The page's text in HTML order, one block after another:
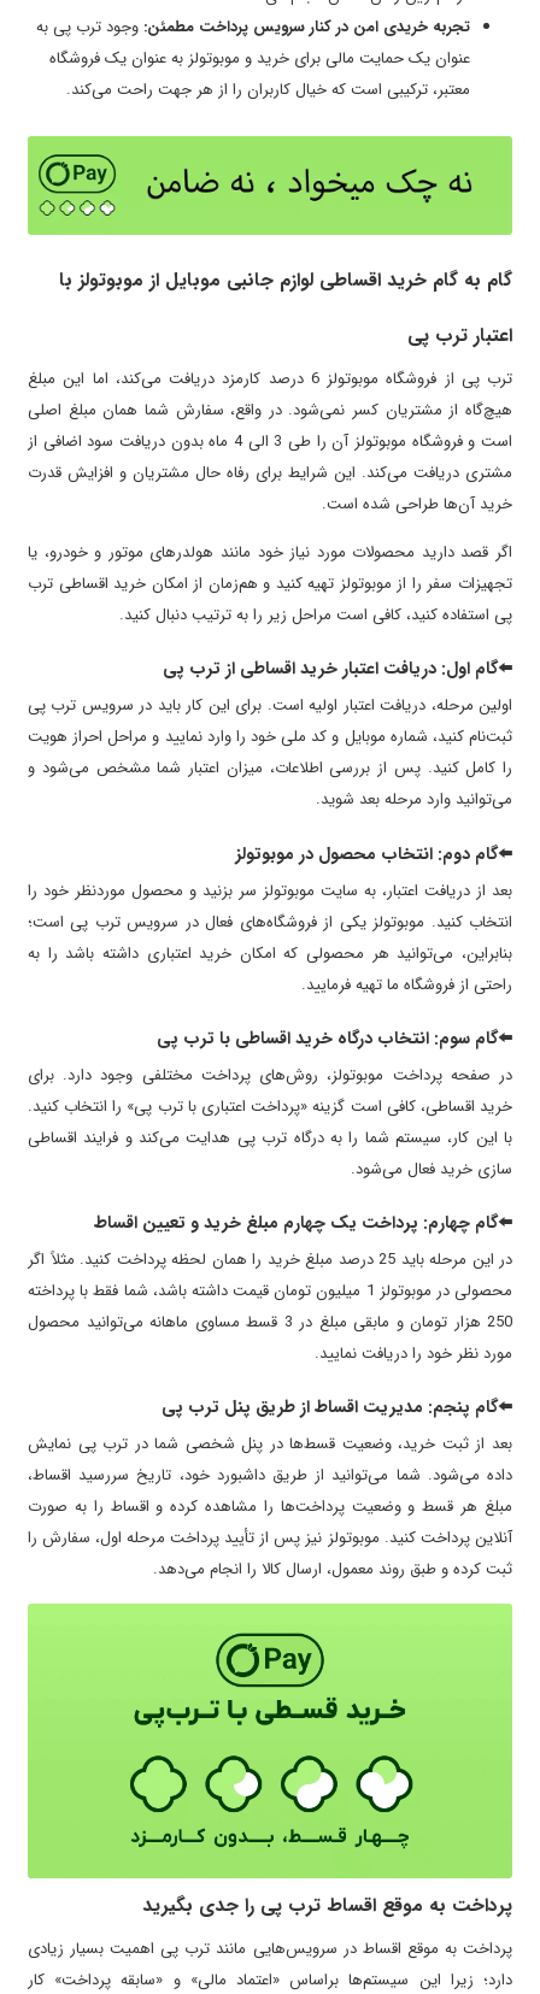
تجربه خریدی امن در کنار سرویس پرداخت مطمئن: وجود ترب پی به
عنوان یک حمایت مالی برای خرید و موبوتولز به عنوان یک فروشگاه
معتبر، ترکیبی است که خیال کاربران را از هر جهت راحت می‌کند.
گام به گام خرید اقساطی لوازم جانبی موبایل از موبوتولز با
اعتبار ترب پی
ترب پی از فروشگاه موبوتولز 6 درصد کارمزد دریافت می‌کند، اما این مبلغ
هیچ‌گاه از مشتریان کسر نمی‌شود. در واقع، سفارش شما همان مبلغ اصلی
است و فروشگاه موبوتولز آن را طی 3 الی 4 ماه بدون دریافت سود اضافی از
مشتری دریافت می‌کند. این شرایط برای رفاه حال مشتریان و افزایش قدرت
خرید آن‌ها طراحی شده است.
اگر قصد دارید محصولات مورد نیاز خود مانند هولدرهای موتور و خودرو، یا
تجهیزات سفر را از موبوتولز تهیه کنید و هم‌زمان از امکان خرید اقساطی ترب
پی استفاده کنید، کافی است مراحل زیر را به ترتیب دنبال کنید.
⬅️گام اول: دریافت اعتبار خرید اقساطی از ترب پی
اولین مرحله، دریافت اعتبار اولیه است. برای این کار باید در سرویس ترب پی
ثبت‌نام کنید، شماره موبایل و کد ملی خود را وارد نمایید و مراحل احراز هویت
را کامل کنید. پس از بررسی اطلاعات، میزان اعتبار شما مشخص می‌شود و
می‌توانید وارد مرحله بعد شوید.
⬅️گام دوم: انتخاب محصول در موبوتولز
بعد از دریافت اعتبار، به سایت موبوتولز سر بزنید و محصول موردنظر خود را
انتخاب کنید. موبوتولز یکی از فروشگاه‌های فعال در سرویس ترب پی است؛
بنابراین، می‌توانید هر محصولی که امکان خرید اعتباری داشته باشد را به
راحتی از فروشگاه ما تهیه فرمایید.
⬅️گام سوم: انتخاب درگاه خرید اقساطی با ترب پی
در صفحه پرداخت موبوتولز، روش‌های پرداخت مختلفی وجود دارد. برای
خرید اقساطی، کافی است گزینه «پرداخت اعتباری با ترب پی» را انتخاب کنید.
با این کار، سیستم شما را به درگاه ترب پی هدایت می‌کند و فرایند اقساطی
سازی خرید فعال می‌شود.
⬅️گام چهارم: پرداخت یک چهارم مبلغ خرید و تعیین اقساط
در این مرحله باید 25 درصد مبلغ خرید را همان لحظه پرداخت کنید. مثلاً اگر
محصولی در موبوتولز 1 میلیون تومان قیمت داشته باشد، شما فقط با پرداخته
250 هزار تومان و مابقی مبلغ در 3 قسط مساوی ماهانه می‌توانید محصول
مورد نظر خود را دریافت نمایید.
⬅️گام پنجم: مدیریت اقساط از طریق پنل ترب ‌پی
بعد از ثبت خرید، وضعیت قسط‌ها در پنل شخصی شما در ترب پی نمایش
داده می‌شود. شما می‌توانید از طریق داشبورد خود، تاریخ سررسید اقساط،
مبلغ هر قسط و وضعیت پرداخت‌ها را مشاهده کرده و اقساط را به صورت
آنلاین پرداخت کنید. موبوتولز نیز پس از تأیید پرداخت مرحله اول، سفارش را
ثبت کرده و طبق روند معمول، ارسال کالا را انجام می‌دهد.
پرداخت به موقع اقساط ترب پی را جدی بگیرید
پرداخت به موقع اقساط در سرویس‌هایی مانند ترب پی اهمیت بسیار زیادی
دارد؛ زیرا این سیستم‌ها براساس «اعتماد مالی» و «سابقه پرداخت» کار